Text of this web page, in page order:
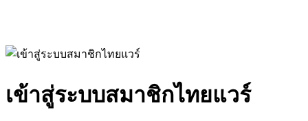
เข้าสู่ระบบสมาชิกไทยแวร์